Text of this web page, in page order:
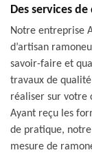
Des services
Notre entreprise
d’artisan
savoir-faire et
travaux de
réaliser sur votre
Ayant reçu les
de pratique,
mesure de